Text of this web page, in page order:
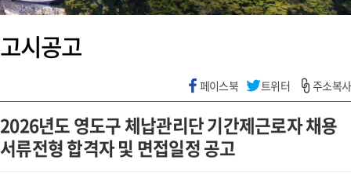
고시공고
페이스북 트위터 주소복사
2026년도 영도구 체납관리단 기간제근로자 채용
서류전형 합격자 및 면접일정 공고